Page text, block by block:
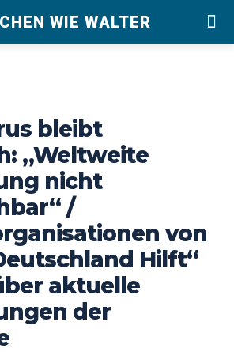
WIE WALTER
bleibt
„Weltweite
nicht
/
von
Hilft“
aktuelle
der